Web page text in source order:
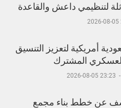
لتنظيمي داعش والقاعدة
أمريكية لتعزيز التنسيق
المشترك
-
23:23 05-08-2026
عن خطط بناء مجمع